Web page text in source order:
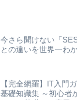
今さら聞けない「
との違いを世界一わ
【完全網羅】IT入門
基礎知識集 ～初心者